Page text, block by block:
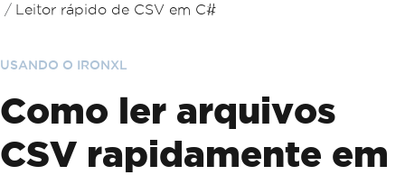
Leitor rápido de CSV em C#
USANDO O IRONXL
Como ler arquivos
CSV rapidamente em